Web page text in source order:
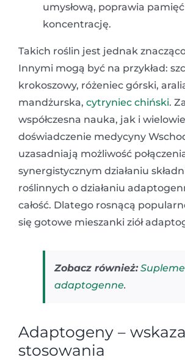
umysłową, poprawia
koncentrację.
Takich roślin jest jednak
Innymi mogą być na przykład:
krokoszowy, różeniec górski,
mandżurska, cytryniec chiński.
współczesna nauka, jak i
doświadczenie medycyny
uzasadniają możliwość
synergistycznym działaniu
roślinnych o działaniu
całość. Dlatego rosnącą
się gotowe mieszanki ziół
Zobacz również:
adaptogenne.
Adaptogeny –
stosowania